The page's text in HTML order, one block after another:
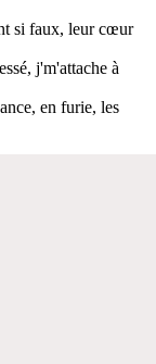
si faux, leur cœur
j'm'attache à
en furie, les